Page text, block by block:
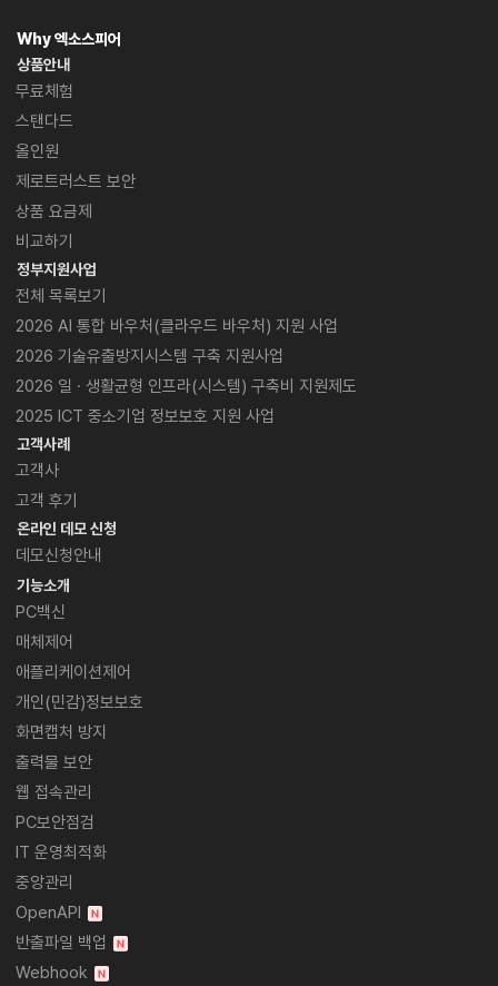
Why 엑소스피어
상품안내
무료체험
스탠다드
올인원
제로트러스트 보안
상품 요금제
비교하기
정부지원사업
전체 목록보기
2026 AI 통합 바우처 (클라우드 바우처) 지원 사업
2026 기술유출방지 시스템 구축 지원사업
2026 일 · 생활균형 인프라(시스템) 구축비 지원제도
2025 ICT 중소기업 정보보호 지원 사업
고객사례
고객사
고객 후기
온라인 데모 신청
데모신청안내
기능소개
PC백신
매체제어
애플리케이션제어
개인(민감)정보보호
화면캡처 방지
출력물 보안
웹 접속관리
PC보안점검
IT 운영최적화
중앙관리
OpenAPI
반출파일 백업
Webhook